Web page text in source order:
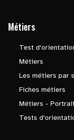
Métiers
Test
Métiers
Les métiers par
Fiches métiers
Métiers -
Tests